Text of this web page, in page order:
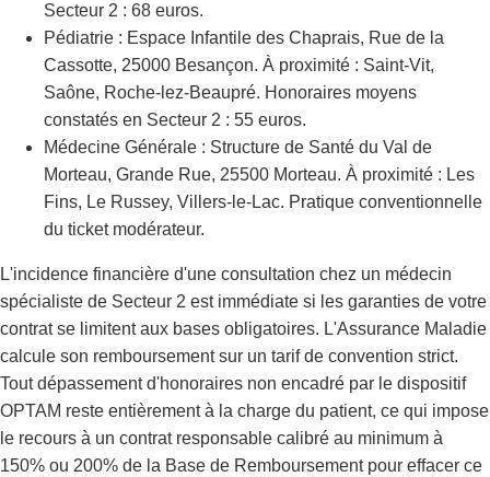
Secteur 2 : 68 euros.
Pédiatrie : Espace Infantile des Chaprais, Rue de la
Cassotte, 25000 Besançon. À proximité : Saint-Vit,
Saône, Roche-lez-Beaupré. Honoraires moyens
constatés en Secteur 2 : 55 euros.
Médecine Générale : Structure de Santé du Val de
Morteau, Grande Rue, 25500 Morteau. À proximité : Les
Fins, Le Russey, Villers-le-Lac. Pratique conventionnelle
du ticket modérateur.
L'incidence financière d'une consultation chez un médecin
spécialiste de Secteur 2 est immédiate si les garanties de votre
contrat se limitent aux bases obligatoires. L'Assurance Maladie
calcule son remboursement sur un tarif de convention strict.
Tout dépassement d'honoraires non encadré par le dispositif
OPTAM reste entièrement à la charge du patient, ce qui impose
le recours à un contrat responsable calibré au minimum à
150% ou 200% de la Base de Remboursement pour effacer ce